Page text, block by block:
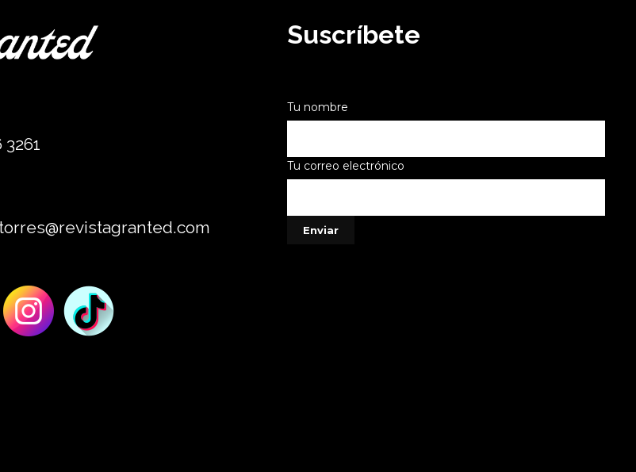
3261
Suscríbete
Tu nombre
Tu correo electrónico